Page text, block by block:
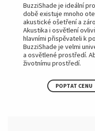
BuzziShade je ideální
době existuje mnoho
akustické ošetření a
Akustika i osvětlení
hlavními přispěvateli k
BuzziShade je velmi
a osvětlené prostředí.
životnímu prostředí.
POPTAT CENU